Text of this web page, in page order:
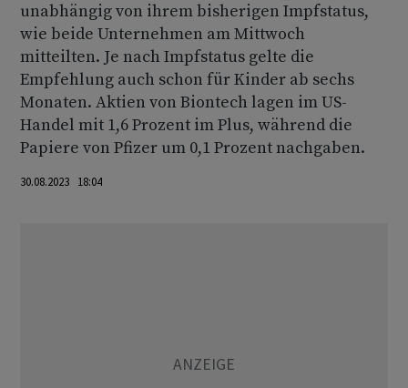
unabhängig von ihrem bisherigen Impfstatus,
wie beide Unternehmen am Mittwoch
mitteilten. Je nach Impfstatus gelte die
Empfehlung auch schon für Kinder ab sechs
Monaten. Aktien von Biontech lagen im US-
Handel mit 1,6 Prozent im Plus, während die
Papiere von Pfizer um 0,1 Prozent nachgaben.
30.08.2023 18:04